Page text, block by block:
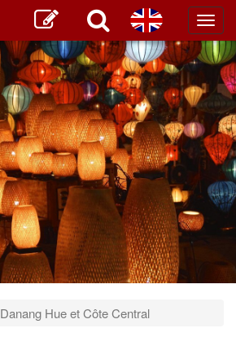
Danang Hue et Côte Central